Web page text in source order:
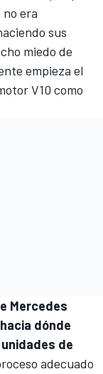
era
sus
miedo de
empieza el
V10 como
Mercedes
dónde
de
adecuado